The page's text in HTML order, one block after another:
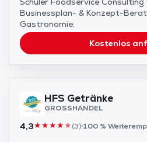
Businessplan- & Konzept-
Gastronomie.
Kostenlos
HFS Getränke
GROSSHANDEL
4,3★★★★★(3)100 %